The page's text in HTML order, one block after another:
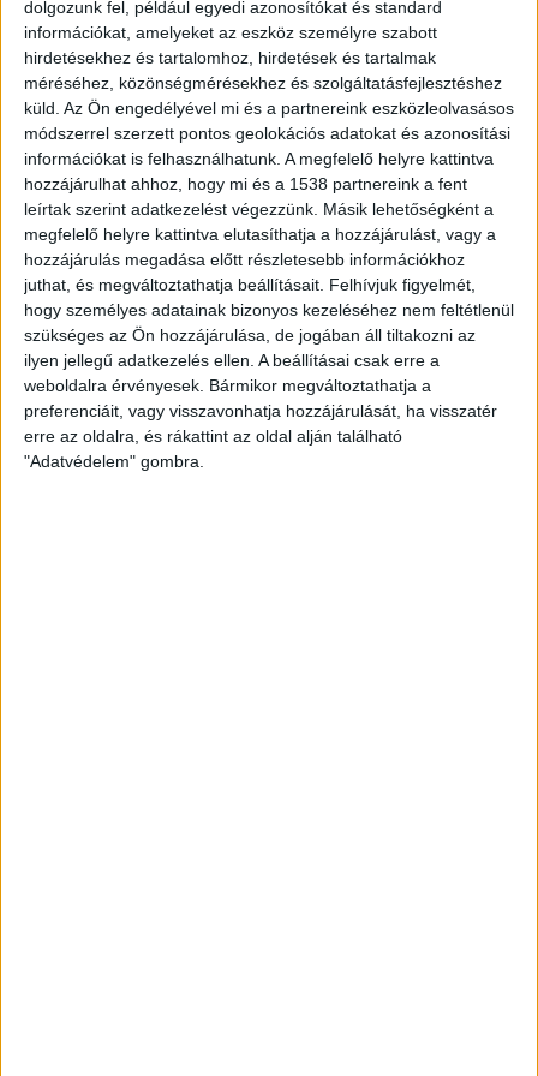
dolgozunk fel, például egyedi azonosítókat és standard
információkat, amelyeket az eszköz személyre szabott
hirdetésekhez és tartalomhoz, hirdetések és tartalmak
méréséhez, közönségmérésekhez és szolgáltatásfejlesztéshez
küld. Az Ön engedélyével mi és a partnereink eszközleolvasásos
módszerrel szerzett pontos geolokációs adatokat és azonosítási
információkat is felhasználhatunk. A megfelelő helyre kattintva
hozzájárulhat ahhoz, hogy mi és a 1538 partnereink a fent
leírtak szerint adatkezelést végezzünk. Másik lehetőségként a
megfelelő helyre kattintva elutasíthatja a hozzájárulást, vagy a
hozzájárulás megadása előtt részletesebb információkhoz
juthat, és megváltoztathatja beállításait. Felhívjuk figyelmét,
hogy személyes adatainak bizonyos kezeléséhez nem feltétlenül
szükséges az Ön hozzájárulása, de jogában áll tiltakozni az
ilyen jellegű adatkezelés ellen. A beállításai csak erre a
weboldalra érvényesek. Bármikor megváltoztathatja a
preferenciáit, vagy visszavonhatja hozzájárulását, ha visszatér
erre az oldalra, és rákattint az oldal alján található
"Adatvédelem" gombra.
hogy profitnak is örülni tudjanak. Ami pedig valóban
aggasztó lehet, az az, hogy sokak szerint a napelem már
most nem csúcstechnológiás és egy lejárt kor
találmánya. Azonban a tényeknek nem lehet nemet
mondani, azokon nem lehet ferdíteni. Például
Németországban a beépített napelemes kapacitás 2013
végén 36 gigawattot tett ki, és a termelés 29700
gigawattóra volt. Itt már olyan kedvezőek a feltételek,
hogy egy napelemes rendszer segítségével 1
kilowattórányi áramot már 12-15 eurócentért is elő
lehet állítani. Hasonló üzleti modell már 2008-tól
elérhető Kaliforniában, és jelenleg az USA további
tizenegy államában. De természetesen nem csak a
nyugati példa a mérvadó. Magyarország is nagyon jó
úton halad, még akkor is, amikor lassabb léptékkel megy
a cél felé. Ezt igazolja, hogy a napenergia terjedése